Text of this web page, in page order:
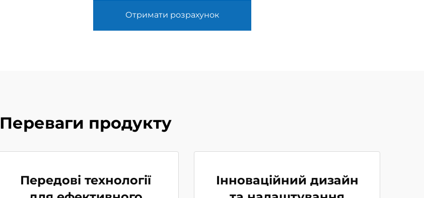
Отримати розрахунок
Переваги продукту
Передові технології
Інноваційний дизайн